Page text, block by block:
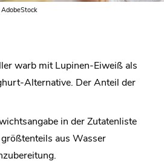
warb mit Lupinen-Eiweiß als
Alternative. Der Anteil der
in der Zutatenliste
aus Wasser